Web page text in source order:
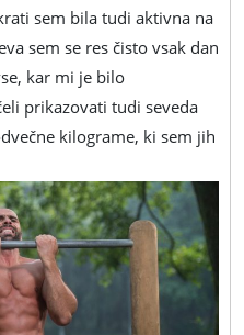
sem bila tudi aktivna na
sem se res čisto vsak dan
kar mi je bilo
prikazovati tudi seveda
kilograme, ki sem jih